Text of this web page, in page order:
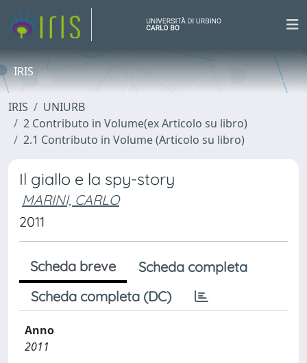
IRIS
IRIS
UNIURB
2 Contributo in Volume(ex Articolo su libro)
2.1 Contributo in Volume (Articolo su libro)
Il giallo e la spy-story
MARINI, CARLO
2011
Scheda breve
Scheda completa
Scheda completa (DC)
Anno
2011